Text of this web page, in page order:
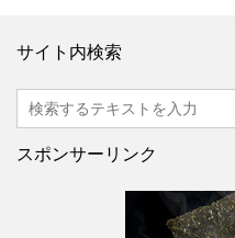
サイト内検索
スポンサーリンク